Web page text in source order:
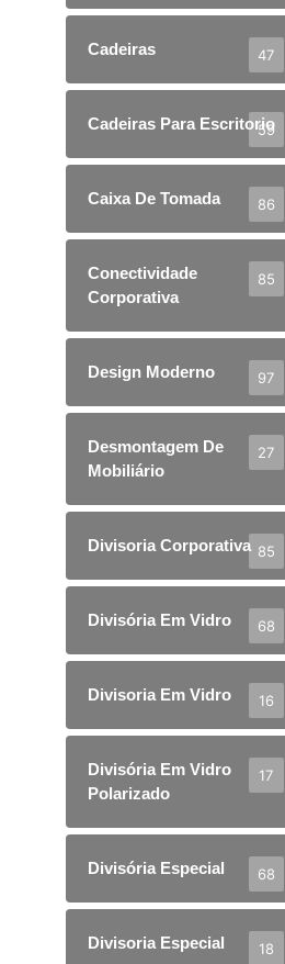
Cadeiras 47
Cadeiras Para Escritorio
59
Caixa De Tomada 86
Conectividade
Corporativa
85
Design Moderno 97
Desmontagem De
Mobiliário
27
Divisoria Corporativa 85
Divisória Em Vidro 68
Divisoria Em Vidro 16
Divisória Em Vidro
Polarizado
17
Divisória Especial 68
Divisoria Especial 18